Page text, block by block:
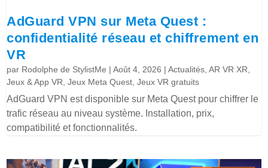
AdGuard VPN sur Meta Quest :
confidentialité réseau et chiffrement en
VR
par Rodolphe de StylistMe |Août 4, 2026 |Actualités ,AR VR XR
Jeux & App VR ,Jeux Meta Quest ,Jeux VR gratuits
AdGuard VPN est disponible sur Meta Quest pour chiffrer le
trafic réseau au niveau système. Installation, prix,
compatibilité et fonctionnalités.